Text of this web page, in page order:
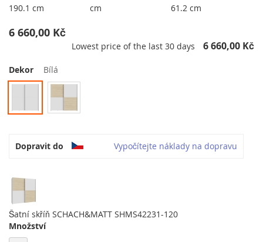
190.1 cm cm 61.2 cm
6 660,00 Kč
Lowest price of the last 30 days 6 660,00 Kč
Dekor Bílá
Dopravit do Vypočítejte náklady na dopravu
Šatní skříň SCHACH&MATT SHMS42231-120
Množství